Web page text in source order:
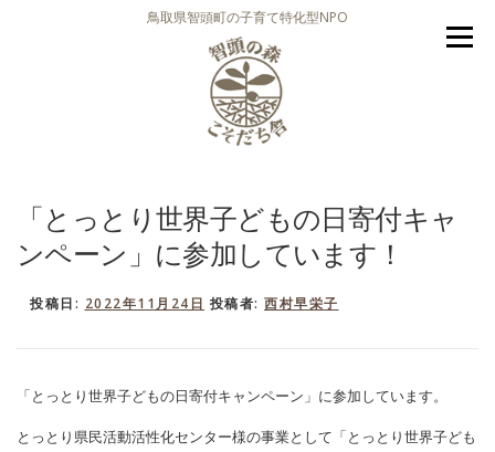
鳥取県智頭町の子育て特化型NPO
メニュー
「とっとり世界子どもの日寄付キャ
ンペーン」に参加しています！
投稿日: 2022年11月24日 投稿者: 西村早栄子
「とっとり世界子どもの日寄付キャンペーン」に参加しています。
とっとり県民活動活性化センター様の事業として「とっとり世界子ども